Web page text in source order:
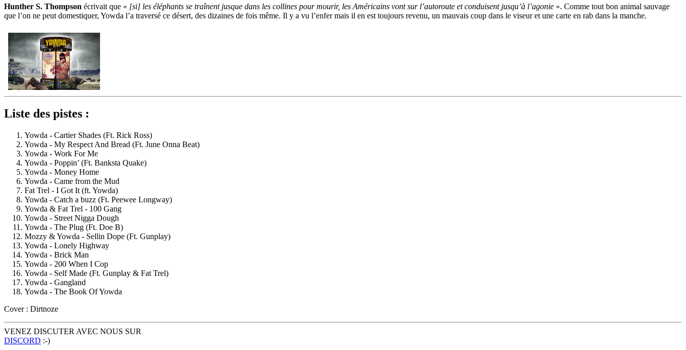
Hunther S. Thompson écrivait que « [si] les éléphants se traînent jusque dans les collines pour mourir, les Américains vont sur l’autoroute et conduisent jusqu’à l’agonie ». Comme tout bon animal sauvage
que l’on ne peut domestiquer, Yowda l’a traversé ce désert, des dizaines de fois même. Il y a vu l’enfer mais il en est toujours revenu, un mauvais coup dans le viseur et une carte en rab dans la manche.
Liste des pistes :
Yowda - Cartier Shades (Ft. Rick Ross)
Yowda - My Respect And Bread (Ft. June Onna Beat)
Yowda - Work For Me
Yowda - Poppin’ (Ft. Banksta Quake)
Yowda - Money Home
Yowda - Came from the Mud
Fat Trel - I Got It (ft. Yowda)
Yowda - Catch a buzz (Ft. Peewee Longway)
Yowda & Fat Trel - 100 Gang
Yowda - Street Nigga Dough
Yowda - The Plug (Ft. Doe B)
Mozzy & Yowda - Sellin Dope (Ft. Gunplay)
Yowda - Lonely Highway
Yowda - Brick Man
Yowda - 200 When I Cop
Yowda - Self Made (Ft. Gunplay & Fat Trel)
Yowda - Gangland
Yowda - The Book Of Yowda
Cover : Dirtnoze
VENEZ DISCUTER AVEC NOUS SUR
DISCORD :-)